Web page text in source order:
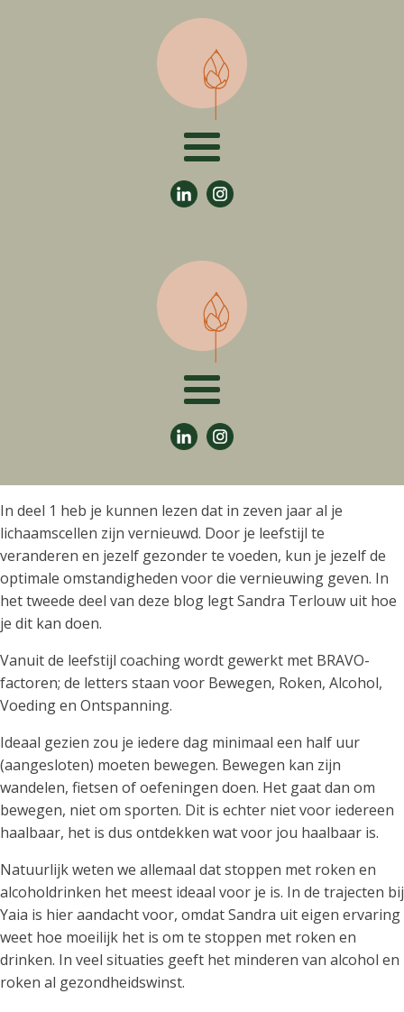
In deel 1 heb je kunnen lezen dat in zeven jaar al je
lichaamscellen zijn vernieuwd. Door je leefstijl te
veranderen en jezelf gezonder te voeden, kun je jezelf de
optimale omstandigheden voor die vernieuwing geven. In
het tweede deel van deze blog legt Sandra Terlouw uit hoe
je dit kan doen.
Vanuit de leefstijl coaching wordt gewerkt met BRAVO-
factoren; de letters staan voor Bewegen, Roken, Alcohol,
Voeding en Ontspanning.
Ideaal gezien zou je iedere dag minimaal een half uur
(aangesloten) moeten bewegen. Bewegen kan zijn
wandelen, fietsen of oefeningen doen. Het gaat dan om
bewegen, niet om sporten. Dit is echter niet voor iedereen
haalbaar, het is dus ontdekken wat voor jou haalbaar is.
Natuurlijk weten we allemaal dat stoppen met roken en
alcoholdrinken het meest ideaal voor je is. In de trajecten bij
Yaia is hier aandacht voor, omdat Sandra uit eigen ervaring
weet hoe moeilijk het is om te stoppen met roken en
drinken. In veel situaties geeft het minderen van alcohol en
roken al gezondheidswinst.